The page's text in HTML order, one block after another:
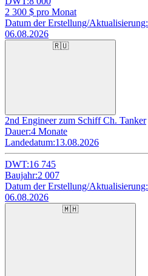
2 300 $ pro Monat
Datum der Erstellung/Aktualisierung:
06.08.2026
🇷🇺
2nd Engineer zum Schiff Ch. Tanker
Dauer:4 Monate
Landedatum:13.08.2026
DWT:16 745
Baujahr:2 007
Datum der Erstellung/Aktualisierung:
06.08.2026
🇲🇭